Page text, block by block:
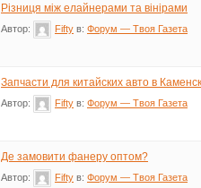
Різниця між елайнерами та вінірами
Автор: Fifty в: Форум — Твоя Газета
Запчасти для китайских авто в
Автор: Fifty в: Форум — Твоя Газета
Де замовити фанеру оптом?
Автор: Fifty в: Форум — Твоя Газета